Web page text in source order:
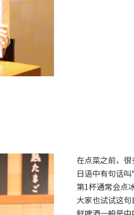
在点菜之前，很
日语中有句话
第1杯通常会点
大家也试试这句